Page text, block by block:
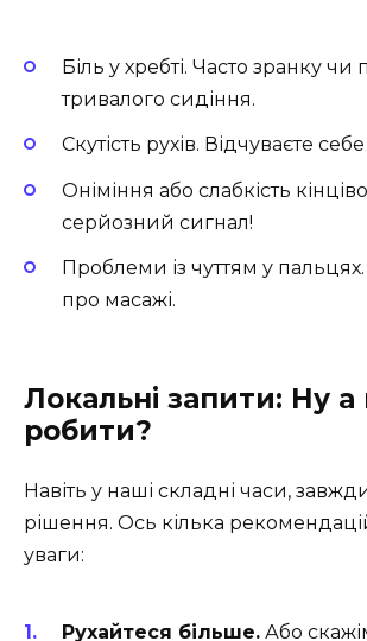
Біль у хребті. Часто зранку чи
тривалого сидіння.
Скутість рухів. Відчуваєте
Оніміння або слабкість
серйозний сигнал!
Проблеми із чуттям у
про масажі.
Локальні запити: Ну
робити?
Навіть у наші складні часи,
рішення. Ось кілька
уваги:
Рухайтеся більше. Або